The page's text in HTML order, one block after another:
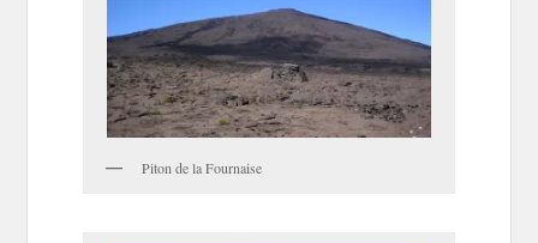
Piton de la Fournaise